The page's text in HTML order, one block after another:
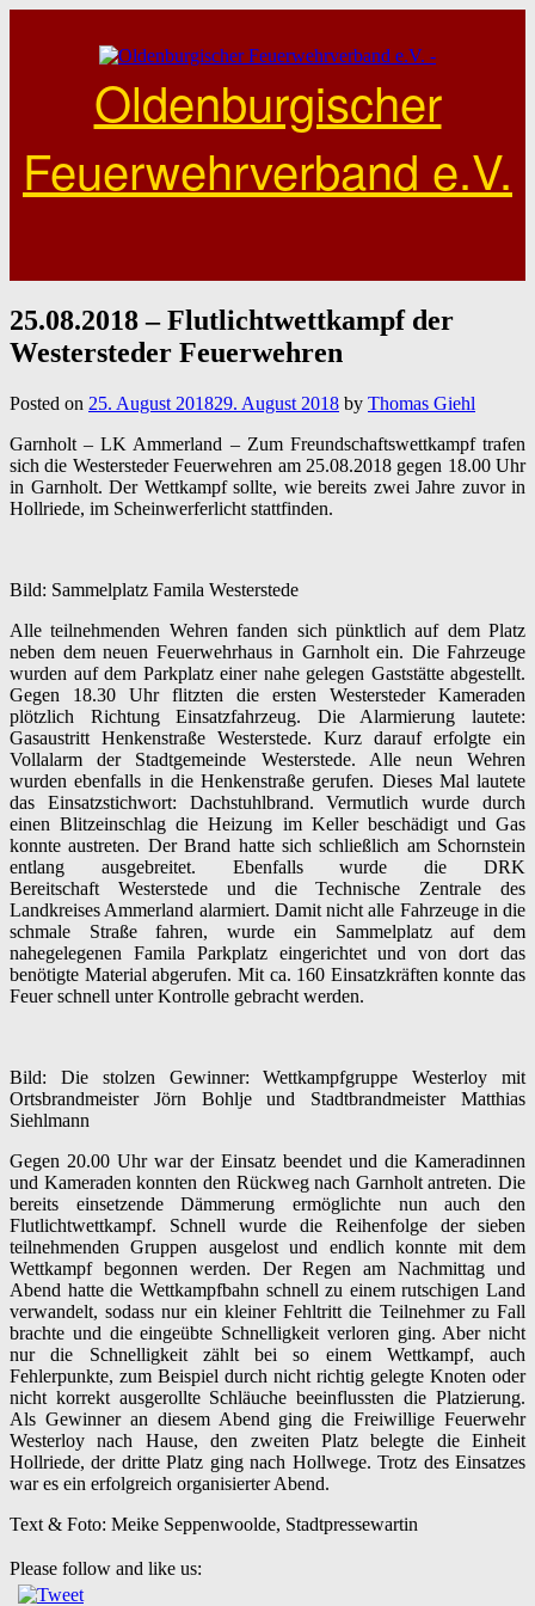
Oldenburgischer
Feuerwehrverband e.V.
25.08.2018 – Flutlichtwettkampf der
Westersteder Feuerwehren
Posted on 25. August 201829. August 2018 by Thomas Giehl
Garnholt – LK Ammerland – Zum Freundschaftswettkampf trafen
sich die Westersteder Feuerwehren am 25.08.2018gegen 18.00 Uhr
in Garnholt. Der Wettkampf sollte, wie bereits zwei Jahre zuvor in
Hollriede, im Scheinwerferlicht stattfinden.
Bild: Sammelplatz Famila Westerstede
Alle teilnehmenden Wehren fanden sich pünktlich auf dem Platz
neben dem neuen Feuerwehrhaus in Garnholt ein. Die Fahrzeuge
wurden auf dem Parkplatz einer nahe gelegen Gaststätte abgestellt.
Gegen 18.30 Uhr flitzten die ersten Westersteder Kameraden
plötzlich Richtung Einsatzfahrzeug. Die Alarmierung lautete:
Gasaustritt Henkenstraße Westerstede. Kurz darauf erfolgte ein
Vollalarm der Stadtgemeinde Westerstede. Alle neun Wehren
wurden ebenfalls in die Henkenstraße gerufen. Dieses Mal lautete
das Einsatzstichwort: Dachstuhlbrand. Vermutlich wurde durch
einen Blitzeinschlag die Heizung im Keller beschädigt und Gas
konnte austreten. Der Brand hatte sich schließlich am Schornstein
entlang ausgebreitet. Ebenfalls wurde die DRK
Bereitschaft Westerstedeund die Technische Zentrale des
Landkreises Ammerland alarmiert. Damit nicht alle Fahrzeuge in die
schmale Straße fahren, wurde ein Sammelplatz auf dem
nahegelegenen Famila Parkplatz eingerichtet und von dort das
benötigte Material abgerufen. Mit ca. 160 Einsatzkräften konnte das
Feuer schnell unter Kontrolle gebracht werden.
Bild: Die stolzen Gewinner: Wettkampfgruppe Westerloy mit
Ortsbrandmeister Jörn Bohlje und Stadtbrandmeister Matthias
Siehlmann
Gegen 20.00 Uhr war der Einsatz beendet und die Kameradinnen
und Kameraden konnten den Rückweg nach Garnholt antreten. Die
bereits einsetzende Dämmerung ermöglichte nun auch den
Flutlichtwettkampf. Schnell wurde die Reihenfolge der sieben
teilnehmenden Gruppen ausgelost und endlich konnte mit dem
Wettkampf begonnen werden. Der Regen am Nachmittag und
Abend hatte die Wettkampfbahn schnell zu einem rutschigen Land
verwandelt, sodass nur ein kleiner Fehltritt die Teilnehmer zu Fall
brachte und die eingeübte Schnelligkeit verloren ging. Aber nicht
nur die Schnelligkeit zählt bei so einem Wettkampf, auch
Fehlerpunkte, zum Beispiel durch nicht richtig gelegte Knoten oder
nicht korrekt ausgerollte Schläuche beeinflussten die Platzierung.
Als Gewinner an diesem Abend ging die Freiwillige Feuerwehr
Westerloy nach Hause, den zweiten Platz belegte die Einheit
Hollriede, der dritte Platz ging nach Hollwege.Trotz des Einsatzes
war es ein erfolgreich organisierter Abend.
Text & Foto: Meike Seppenwoolde, Stadtpressewartin
Please follow and like us: